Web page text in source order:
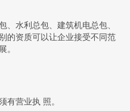
水利总包、建筑机电总包、
的资质可以让企业接受不同范
。
营业执 照。